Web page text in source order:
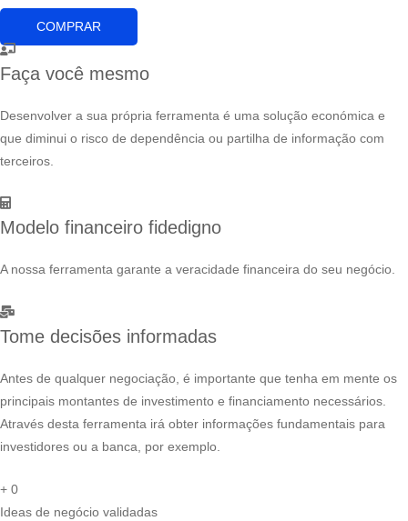
COMPRAR
Faça você mesmo
Desenvolver a sua própria ferramenta é uma solução económica e
que diminui o risco de dependência ou partilha de informação com
terceiros.
Modelo financeiro fidedigno
A nossa ferramenta garante a veracidade financeira do seu negócio.
Tome decisões informadas
Antes de qualquer negociação, é importante que tenha em mente os
principais montantes de investimento e financiamento necessários.
Através desta ferramenta irá obter informações fundamentais para
investidores ou a banca, por exemplo.
+ 0
Ideas de negócio validadas